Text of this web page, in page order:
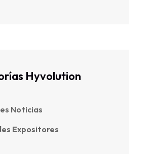
Hyvolution
Noticias
Expositores